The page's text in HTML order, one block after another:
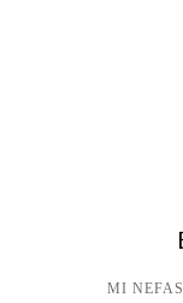
MI